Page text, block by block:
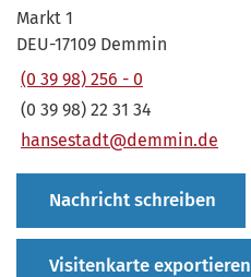
Markt 1
DEU-17109 Demmin
(0 39 98) 256 - 0
(0 39 98) 22 31 34
hansestadt@demmin.de
Nachricht schreiben
Visitenkarte exportieren